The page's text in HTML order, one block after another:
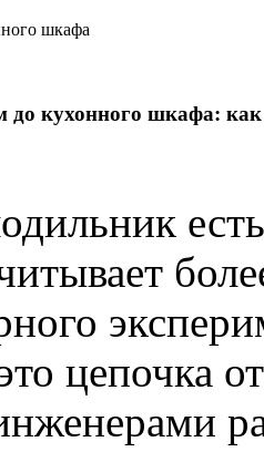
шкафа
до кухонного шкафа:
цепочка